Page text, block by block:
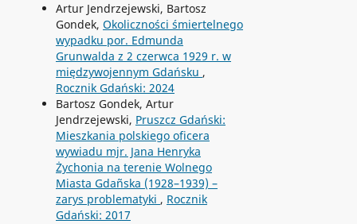
Artur Jendrzejewski, Bartosz
Gondek, Okoliczności śmiertelnego
wypadku por. Edmunda
Grunwalda z 2 czerwca 1929 r. w
międzywojennym Gdańsku ,
Rocznik Gdański: 2024
Bartosz Gondek, Artur
Jendrzejewski, Pruszcz Gdański:
Mieszkania polskiego oficera
wywiadu mjr. Jana Henryka
Żychonia na terenie Wolnego
Miasta Gdañska (1928–1939) –
zarys problematyki , Rocznik
Gdański: 2017